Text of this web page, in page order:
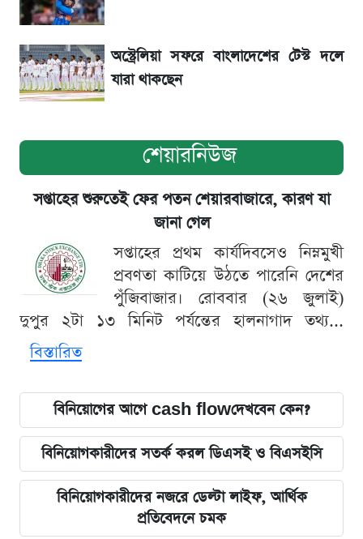
অস্ট্রেলিয়া সফরে বাংলাদেশের টেস্ট দলে
যারা থাকছেন
শেয়ারনিউজ
সপ্তাহের শুরুতেই ফের পতন শেয়ারবাজারে, কারণ যা
জানা গেল
সপ্তাহের প্রথম কার্যদিবসেও নিম্নমুখী
প্রবণতা কাটিয়ে উঠতে পারেনি দেশের
পুঁজিবাজার। রোববার (২৬ জুলাই)
দুপুর ২টা ১৩ মিনিট পর্যন্তের হালনাগাদ তথ্য...
বিস্তারিত
বিনিয়োগের আগে cash flowদেখবেন কেন?
বিনিয়োগকারীদের সতর্ক করল ডিএসই ও বিএসইসি
বিনিয়োগকারীদের নজরে ডেল্টা লাইফ, আর্থিক
প্রতিবেদনে চমক